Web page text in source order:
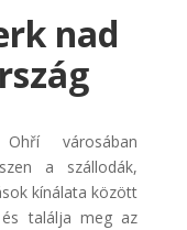
nad
városában
a szállodák,
kínálata között
és találja meg az